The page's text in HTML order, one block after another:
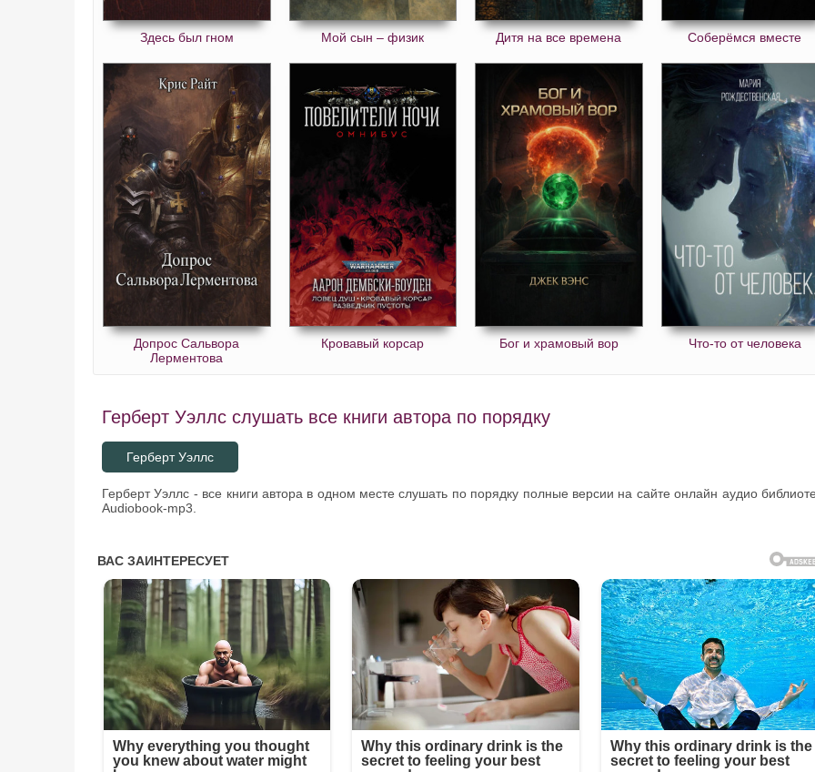
Страна слепых 37
Страна слепых 38
Страна слепых 39
Страна слепых 40
Страна слепых 41
Страна слепых 42
Страна слепых 43
Страна слепых 44
Страна слепых 45
Страна слепых 46
Страна слепых 47
Страна слепых 48
Страна слепых 49
Страна слепых 51
Страна слепых 52
Страна слепых 53
Страна слепых 54
Страна слепых 56
Страна слепых 57
Страна слепых 58
Страна слепых 59
Здесь был гном Мой сын – физик Дитя на все времена Соберёмся вместе
Допрос Сальвора
Лерментова
Кровавый корсар Бог и храмовый вор Что-то от человека
Герберт Уэллс слушать все книги автора по порядку
Герберт Уэллс
Герберт Уэллс - все книги автора в одном месте слушать по порядку полные версии на сайте онлайн аудио
Audiobook-mp3.